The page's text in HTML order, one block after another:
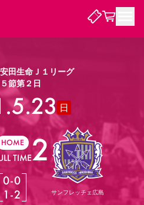
メディア情報 アクセス レディース
歴代所属選手
価格・席種
購入方法
ト 福祉サービス 団体チケット
リセールサービス
求人情報
田生命Ｊ１リーグ
節第２日
日
HOME
TIME2
0-0
1-2
サンフレッチェ広島